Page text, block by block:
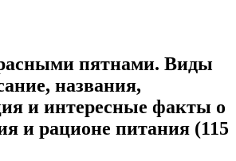
пятнами. Виды
названия,
и интересные факты о
и рационе питания (115